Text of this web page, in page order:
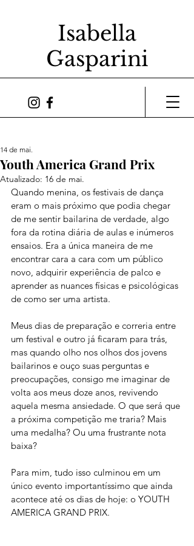
Isabella
Gasparini
Youth America Grand Prix
14 de mai.
Atualizado: 16 de mai.
Quando menina, os festivais de dança
eram o mais próximo que podia chegar
de me sentir bailarina de verdade, algo
fora da rotina diária de aulas e inúmeros
ensaios. Era a única maneira de me
encontrar cara a cara com um público
novo, adquirir experiência de palco e
aprender as nuances físicas e psicológicas
de como ser uma artista.
Meus dias de preparação e correria entre
um festival e outro já ficaram para trás,
mas quando olho nos olhos dos jovens
bailarinos e ouço suas perguntas e
preocupações, consigo me imaginar de
volta aos meus doze anos, revivendo
aquela mesma ansiedade. O que será que
a próxima competição me traria? Mais
uma medalha? Ou uma frustrante nota
baixa?
Para mim, tudo isso culminou em um
único evento importantíssimo que ainda
acontece até os dias de hoje: o YOUTH
AMERICA GRAND PRIX.